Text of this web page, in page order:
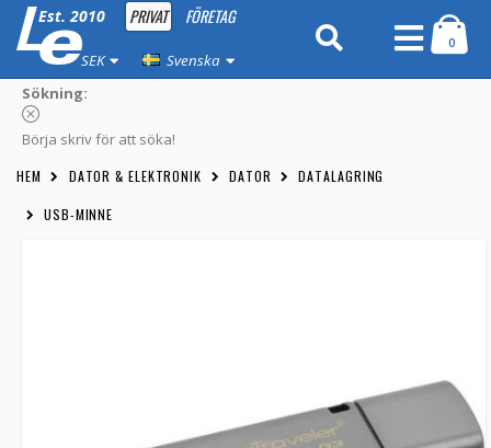
Est. 2010 PRIVAT FÖRETAG
SEK Svenska
0
Sökning:
Börja skriv för att söka!
HEM DATOR & ELEKTRONIK DATOR DATALAGRING
USB-MINNE